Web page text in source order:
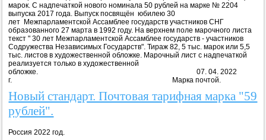
марок. С надпечаткой нового номинала 50 рублей на марке № 2204
выпуска 2017 года. Выпуск посвящён юбилею 30
лет Межпарламентской Ассамблее государств участников СНГ
образованного 27 марта в 1992 году. На верхнем поле марочного листа
текст " 30 лет Межпарламентской Ассамблее государств - участников
Содружества Независимых Государств". Тираж 82, 5 тыс. марок или 5,5
тыс. листов в художественной обложке. Марочный лист с надпечаткой
реализуется только в художественной
обложке. 07. 04. 2022
г. Марка почтой.
Новый стандарт. Почтовая тарифная марка "59
рублей".
Россия 2022 год.